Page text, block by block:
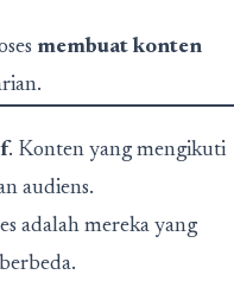
membuat konten
. Konten yang mengikuti
audiens.
adalah mereka yang